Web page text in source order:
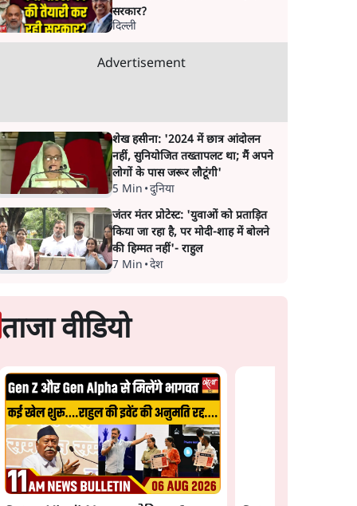
सरकार?
दिल्ली
Advertisement
शेख हसीना: '2024 में छात्र आंदोलन
नहीं, सुनियोजित तख्तापलट था; मैं अपने
लोगों के पास जरूर लौटूंगी'
5 Min •दुनिया
जंतर मंतर प्रोटेस्ट: 'युवाओं को प्रताड़ित
किया जा रहा है, पर मोदी-शाह में बोलने
की हिम्मत नहीं'- राहुल
7 Min •देश
ताजा वीडियो